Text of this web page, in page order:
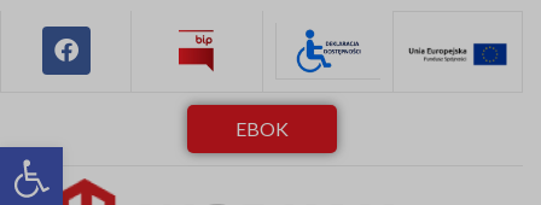
Otwórz pasek narzędzi
EBOK